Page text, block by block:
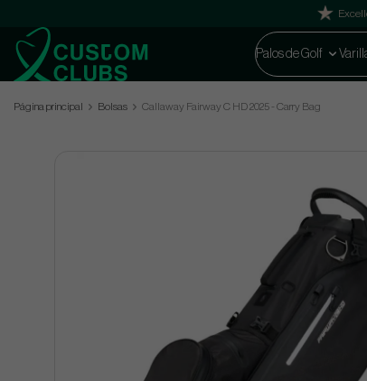
Palos de Golf
Página principal Bolsas Callaway Fairway C HD 2025 - Carry Bag